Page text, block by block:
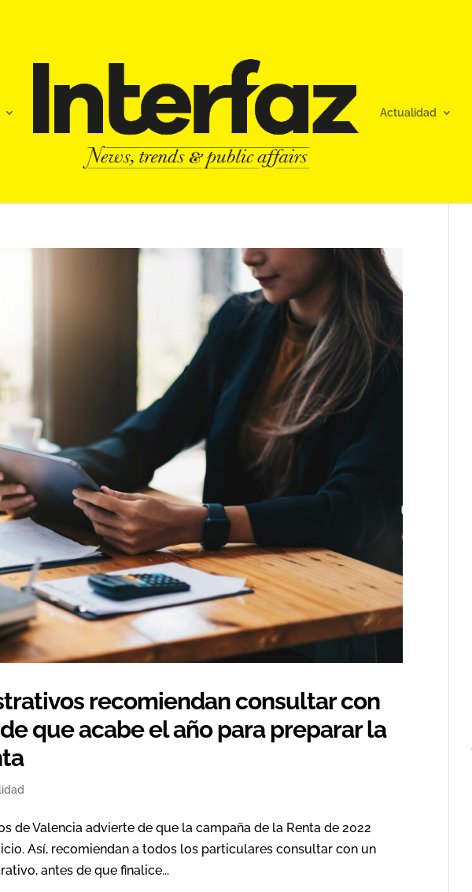
Actualidad
recomiendan consultar con
que acabe el año para preparar la
de Valencia advierte de que la campaña de la Renta de 2022
Así, recomiendan a todos los particulares consultar con un
antes de que finalice...